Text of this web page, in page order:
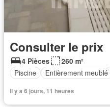
Consulter le prix
4 Pièces
260 m²
Piscine
Entièrement meublé
Il y a 6 jours, 11 heures